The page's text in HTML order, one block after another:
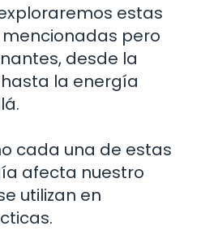
estas
pero
desde la
la energía
cada una de estas
afecta nuestro
utilizan en